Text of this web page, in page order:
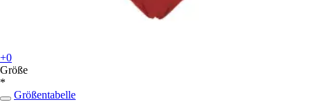
+0
Größe
*
Größentabelle